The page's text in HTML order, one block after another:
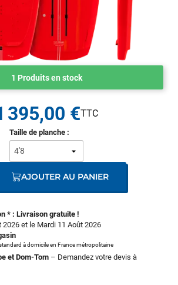
1 Produits en stock
* : Livraison gratuite !
2026 et le Mardi 11 Août 2026
à domicile en France métropolitaine
et Dom-Tom – Demandez votre devis à
Taille de planche :
395,00 €
AJOUTER AU PANIER